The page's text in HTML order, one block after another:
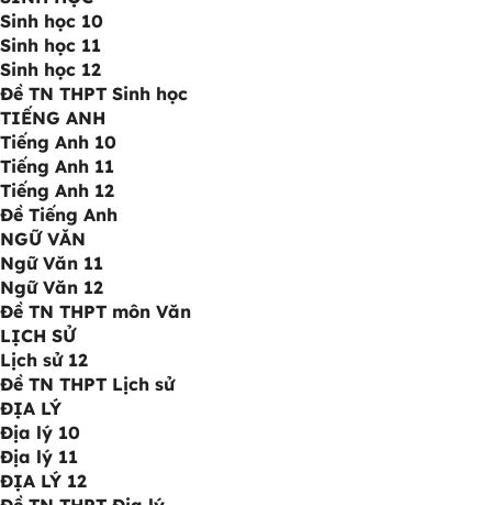
Sinh học 10
Sinh học 11
Sinh học 12
Đề TN THPT Sinh học
TIẾNG ANH
Tiếng Anh 10
Tiếng Anh 11
Tiếng Anh 12
Đề Tiếng Anh
NGỮ VĂN
Ngữ Văn 11
Ngữ Văn 12
Đề TN THPT môn Văn
LỊCH SỬ
Lịch sử 12
Đề TN THPT Lịch sử
ĐỊA LÝ
Địa lý 10
Địa lý 11
ĐỊA LÝ 12